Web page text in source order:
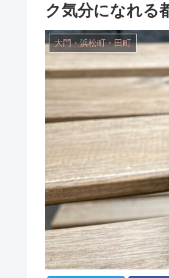
ク気分になれる
大門・浜松町・田町